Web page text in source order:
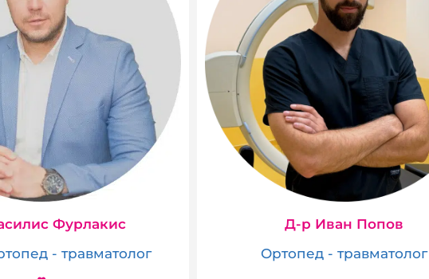
Фурлакис
- травматолог
Д-р Иван Попов
Ортопед - травматолог